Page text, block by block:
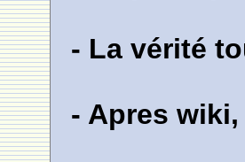
- La vérité
- Apres